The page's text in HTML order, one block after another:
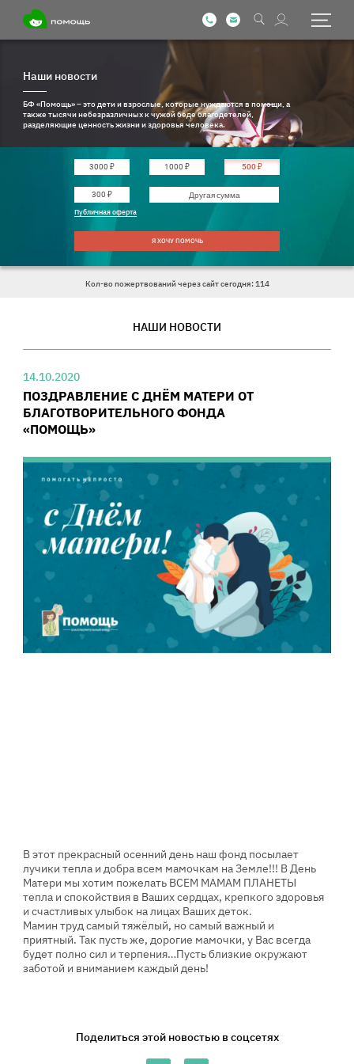
Наши новости
БФ «Помощь» – это дети и взрослые, которые нуждаются в помощи, а
также тысячи небезразличных к чужой беде благодетелей,
разделяющие ценность жизни и здоровья человека.
3000 ₽ 1000 ₽ 500 ₽
300 ₽ Введите другую сумму
Публичная оферта
Я ХОЧУ ПОМОЧЬ
Кол-во пожертвований через сайт сегодня: 114
НАШИ НОВОСТИ
14.10.2020
ПОЗДРАВЛЕНИЕ С ДНЁМ МАТЕРИ ОТ
БЛАГОТВОРИТЕЛЬНОГО ФОНДА
«ПОМОЩЬ»
В этот прекрасный осенний день наш фонд посылает
лучики тепла и добра всем мамочкам на Земле!!! В День
Матери мы хотим пожелать ВСЕМ МАМАМ ПЛАНЕТЫ
тепла и спокойствия в Ваших сердцах, крепкого здоровья
и счастливых улыбок на лицах Ваших деток.
Мамин труд самый тяжёлый, но самый важный и
приятный. Так пусть же, дорогие мамочки, у Вас всегда
будет полно сил и терпения…Пусть близкие окружают
заботой и вниманием каждый день!
Поделиться этой новостью в соцсетях